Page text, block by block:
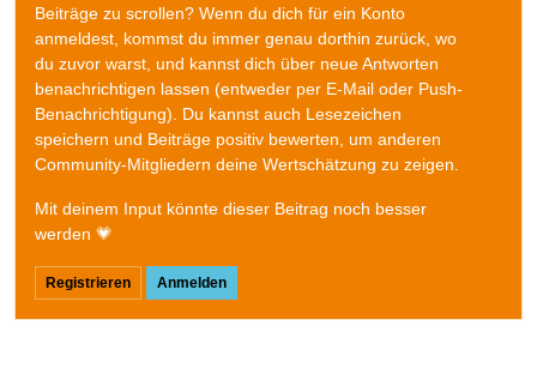
Beiträge zu scrollen? Wenn du dich für ein Konto
anmeldest, kommst du immer genau dorthin zurück, wo
du zuvor warst, und kannst dich über neue Antworten
benachrichtigen lassen (entweder per E-Mail oder Push-
Benachrichtigung). Du kannst auch Lesezeichen
speichern und Beiträge positiv bewerten, um anderen
Community-Mitgliedern deine Wertschätzung zu zeigen.
Mit deinem Input könnte dieser Beitrag noch besser
werden 💗
Registrieren Anmelden